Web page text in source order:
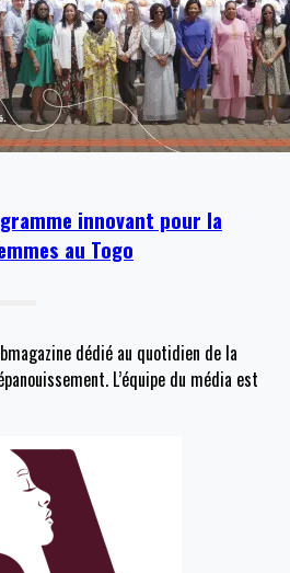
innovant pour la
au Togo
dédié au quotidien de la
L’équipe du média est